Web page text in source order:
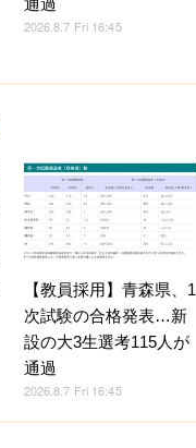
通過
2026.8.7 Fri 16:45
【教員採用】青森県、1
次試験の合格発表…新
設の大3生選考115人が
通過
2026.8.7 Fri 16:45